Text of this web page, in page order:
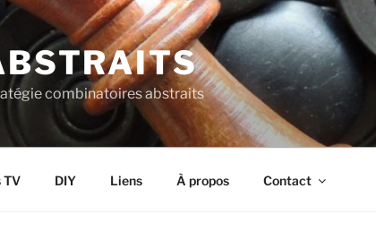
combinatoires abstraits
TV DIY Liens À propos Contact